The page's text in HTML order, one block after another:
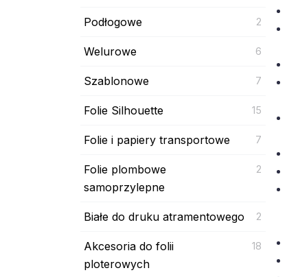
Podłogowe 2
Welurowe 6
Szablonowe 7
Folie Silhouette 15
Folie i papiery transportowe 7
Folie plombowe
samoprzylepne
2
Białe do druku atramentowego 2
Akcesoria do folii
ploterowych
18